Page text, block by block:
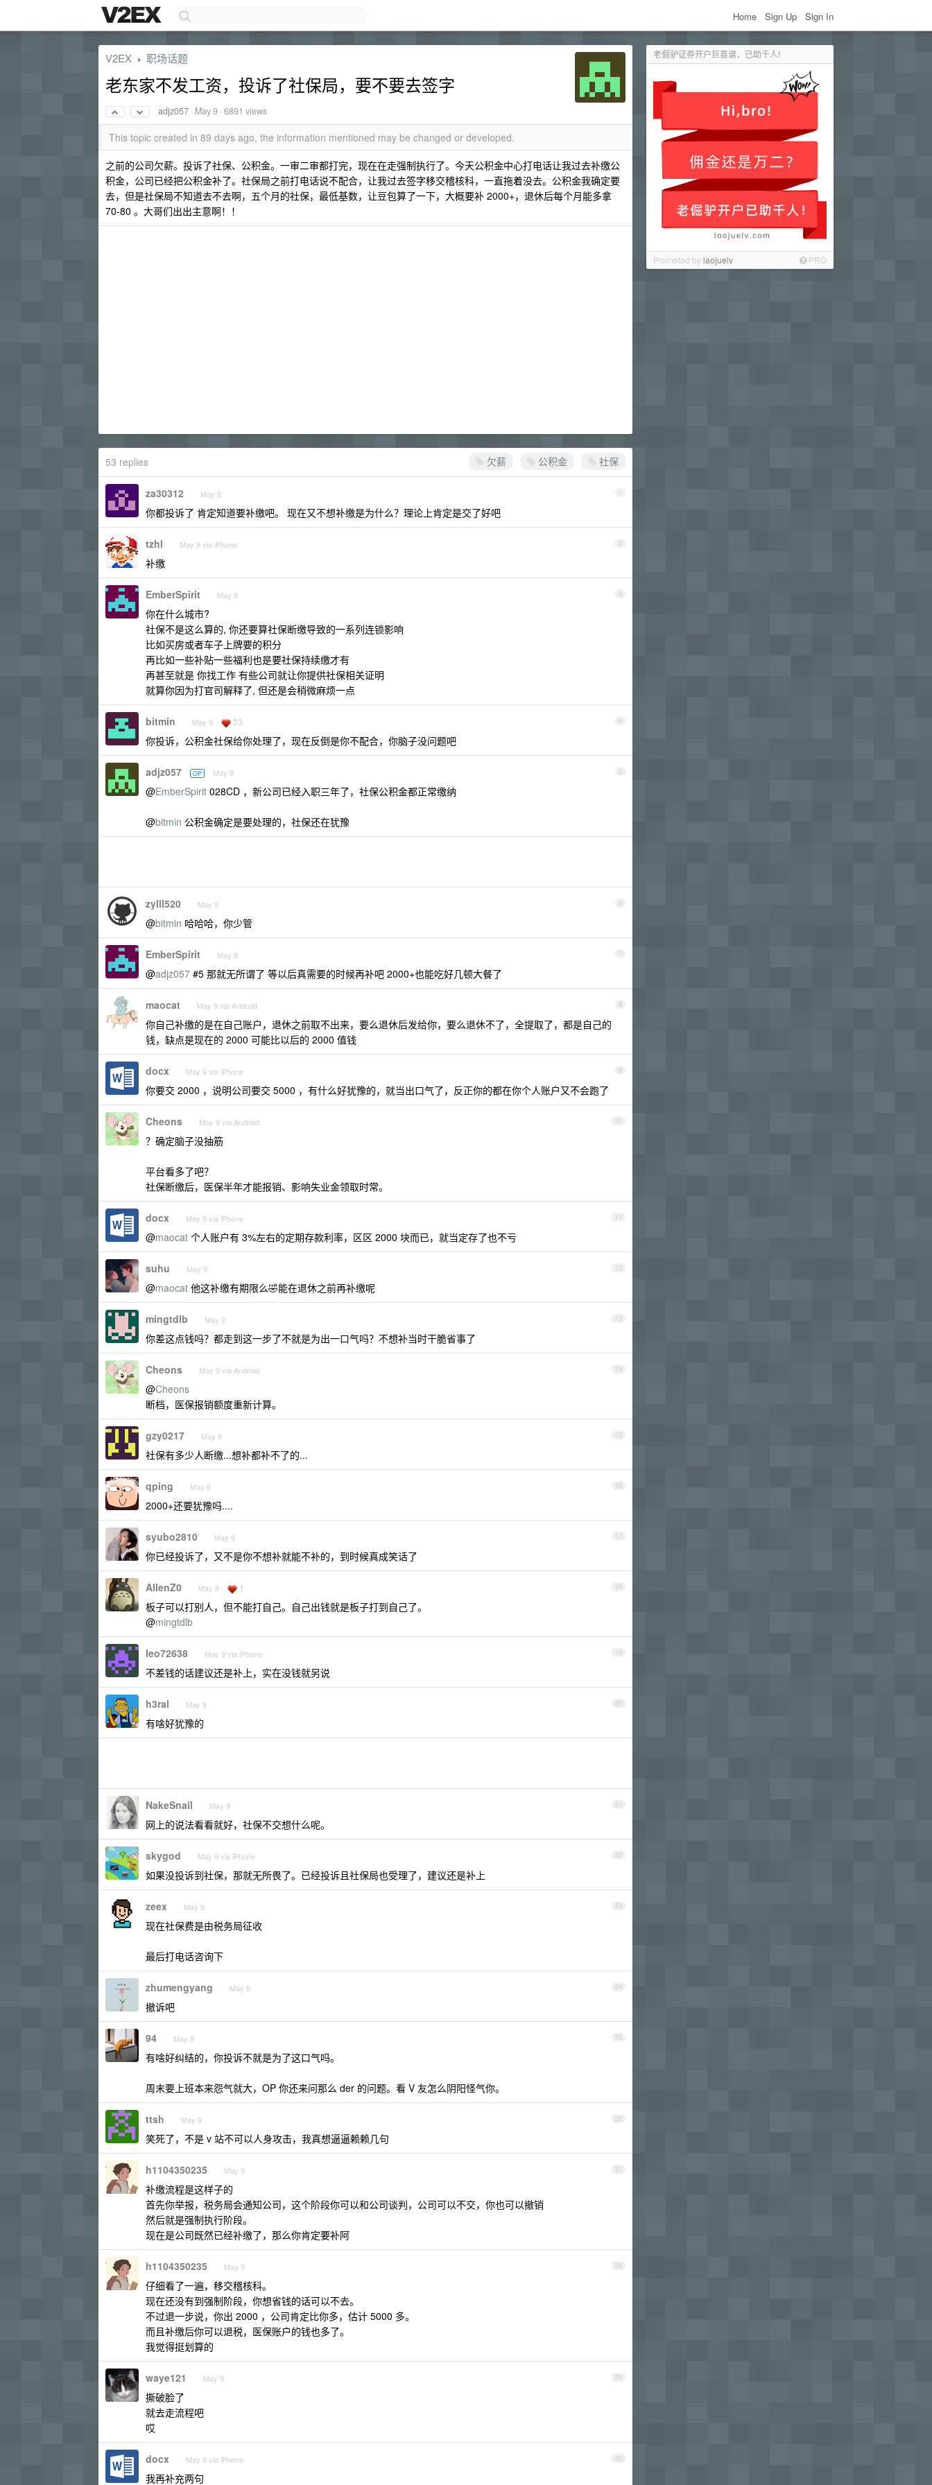
Home Sign Up Sign In
老倔驴证券开户巨靠谱，已助千人!
Promoted bylaojuelv PRO
V2EX › 职场话题
老东家不发工资，投诉了社保局，要不要去签字
adjz057 · May 9 · 6891 views
This topic created in 89 days ago, the information mentioned may be changed or developed.
之前的公司欠薪。投诉了社保、公积金。一审二审都打完，现在在走强制执行了。今天公积金中心打电话让我过去补缴公
积金，公司已经把公积金补了。社保局之前打电话说不配合，让我过去签字移交稽核科，一直拖着没去。公积金我确定要
去，但是社保局不知道去不去啊，五个月的社保，最低基数，让豆包算了一下，大概要补 2000+，退休后每个月能多拿
70-80 。大哥们出出主意啊！！
欠薪 公积金 社保
53 replies
1
za30312 May 9
你都投诉了 肯定知道要补缴吧。 现在又不想补缴是为什么？理论上肯定是交了好吧
2
tzhl May 9 via iPhone
补缴
3
EmberSpirit May 9
你在什么城市?
社保不是这么算的, 你还要算社保断缴导致的一系列连锁影响
比如买房或者车子上牌要的积分
再比如一些补贴一些福利也是要社保持续缴才有
再甚至就是 你找工作 有些公司就让你提供社保相关证明
就算你因为打官司解释了, 但还是会稍微麻烦一点
4
bitmin May 9 33
你投诉，公积金社保给你处理了，现在反倒是你不配合，你脑子没问题吧
5
adjz057 OP May 9
@EmberSpirit 028CD ，新公司已经入职三年了，社保公积金都正常缴纳
@bitmin 公积金确定是要处理的，社保还在犹豫
6
zylll520 May 9
@bitmin 哈哈哈，你少管
7
EmberSpirit May 9
@adjz057 #5 那就无所谓了 等以后真需要的时候再补吧 2000+也能吃好几顿大餐了
8
maocat May 9 via Android
你自己补缴的是在自己账户，退休之前取不出来，要么退休后发给你，要么退休不了，全提取了，都是自己的
钱，缺点是现在的 2000 可能比以后的 2000 值钱
9
docx May 9 via iPhone
你要交 2000 ，说明公司要交 5000 ，有什么好犹豫的，就当出口气了，反正你的都在你个人账户又不会跑了
10
Cheons May 9 via Android
？确定脑子没抽筋
平台看多了吧？
社保断缴后，医保半年才能报销、影响失业金领取时常。
11
docx May 9 via iPhone
@maocat 个人账户有 3%左右的定期存款利率，区区 2000 块而已，就当定存了也不亏
12
suhu May 9
@maocat 他这补缴有期限么🤣能在退休之前再补缴呢
13
mingtdlb May 9
你差这点钱吗？都走到这一步了不就是为出一口气吗？不想补当时干脆省事了
14
Cheons May 9 via Android
@Cheons
断档，医保报销额度重新计算。
15
gzy0217 May 9
社保有多少人断缴...想补都补不了的...
16
qping May 9
2000+还要犹豫吗....
17
syubo2810 May 9
你已经投诉了，又不是你不想补就能不补的，到时候真成笑话了
18
AllenZ0 May 9 1
板子可以打别人，但不能打自己。自己出钱就是板子打到自己了。
@mingtdlb
19
leo72638 May 9 via iPhone
不差钱的话建议还是补上，实在没钱就另说
20
h3ral May 9
有啥好犹豫的
21
NakeSnail May 9
网上的说法看看就好，社保不交想什么呢。
22
skygod May 9 via iPhone
如果没投诉到社保，那就无所畏了。已经投诉且社保局也受理了，建议还是补上
23
zeex May 9
现在社保费是由税务局征收
最后打电话咨询下
24
zhumengyang May 9
撤诉吧
25
94 May 9
有啥好纠结的，你投诉不就是为了这口气吗。
周末要上班本来怨气就大，OP 你还来问那么 der 的问题。看 V 友怎么阴阳怪气你。
26
ttsh May 9
笑死了，不是 v 站不可以人身攻击，我真想逼逼赖赖几句
27
h1104350235 May 9
补缴流程是这样子的
首先你举报，税务局会通知公司，这个阶段你可以和公司谈判，公司可以不交，你也可以撤销
然后就是强制执行阶段。
现在是公司既然已经补缴了，那么你肯定要补阿
28
h1104350235 May 9
仔细看了一遍，移交稽核科。
现在还没有到强制阶段，你想省钱的话可以不去。
不过退一步说，你出 2000 ，公司肯定比你多，估计 5000 多。
而且补缴后你可以退税，医保账户的钱也多了。
我觉得挺划算的
29
waye121 May 9
撕破脸了
就去走流程吧
哎
30
docx May 9 via iPhone
我再补充两句